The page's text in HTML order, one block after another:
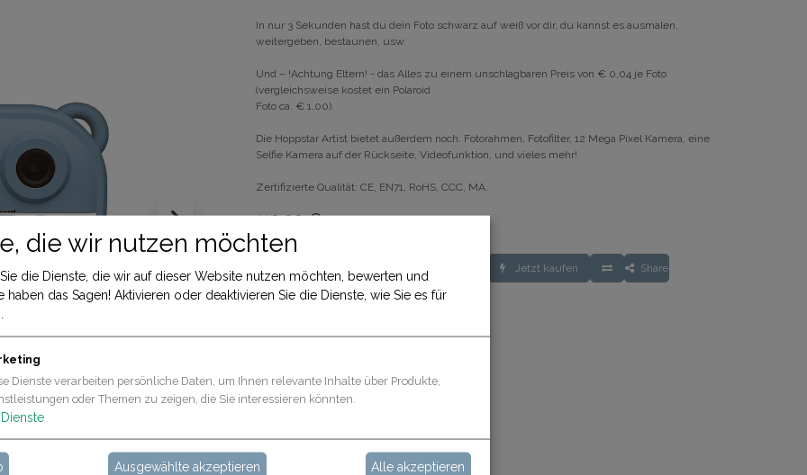
In nur 3 Sekunden hast du dein Foto schwarz auf weiß vor dir, du kannst es ausmalen,
weitergeben, bestaunen, usw.
Und – !Achtung Eltern! - das Alles zu einem unschlagbaren Preis von € 0,04 je Foto
(vergleichsweise kostet ein Polaroid
Foto ca. € 1,00).
Die Hoppstar Artist bietet außerdem noch: Fotorahmen, Fotofilter, 12 Mega Pixel Kamera, eine
Selfie Kamera auf der Rückseite, Videofunktion, und vieles mehr!
Zertifizierte Qualität: CE, EN71, RoHS, CCC, MA.
119,90€
IN DEN WARENKORB Jetzt kaufen Share
30-Tage-Geld-zurück-Garantie
die wir nutzen möchten
die Dienste, die wir auf dieser Website nutzen möchten, bewerten und
haben das Sagen! Aktivieren oder deaktivieren Sie die Dienste, wie Sie es für
Dienste verarbeiten persönliche Daten, um Ihnen relevante Inhalte über Produkte,
oder Themen zu zeigen, die Sie interessieren könnten.
Dienste
Ausgewählte akzeptieren Alle akzeptieren